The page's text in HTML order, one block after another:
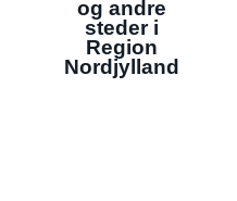
og andre
steder i
Region
Nordjylland